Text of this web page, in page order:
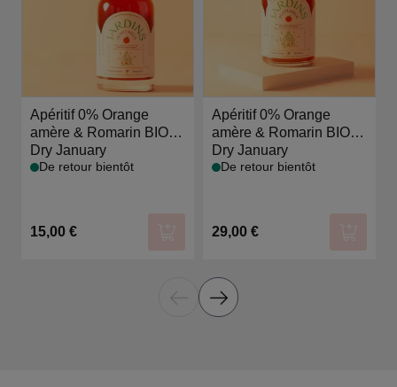
Apéritif 0% Orange
amère & Romarin BIO -
20 cl - Jardins
Dry January
De retour bientôt
15,00 €
Ajouter au panier
Apéritif 0% Orange
amère & Romarin BIO -
70cl - Jardins
Dry January
De retour bientôt
29,00 €